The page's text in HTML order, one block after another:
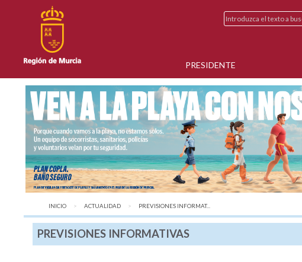
PRESIDENTE
INICIO ACTUALIDAD AQUÍ:
PREVISIONES INFORMAT...
PREVISIONES INFORMATIVAS